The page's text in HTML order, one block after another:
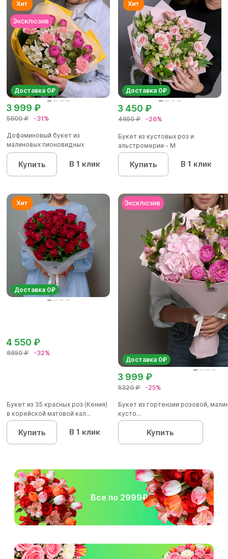
Доставка 0₽
5800 ₽ -31%
3 999 ₽
Дофаминовый букет из
малиновых пионовидных
кустовых роз...
Купить В 1 клик
Доставка 0₽
4650 ₽ -26%
3 450 ₽
Букет из кустовых роз и
альстромерии - М
Купить В 1 клик
Доставка 0₽
6650 ₽ -32%
4 550 ₽
Букет из 35 красных роз (Кения)
в корейской матовой кал...
Купить В 1 клик
Доставка 0₽
5320 ₽ -25%
3 999 ₽
Букет из гортензии розовой,
кусто...
Купить
Все по 2999₽